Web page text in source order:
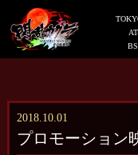
2018.10.01
プロモーション